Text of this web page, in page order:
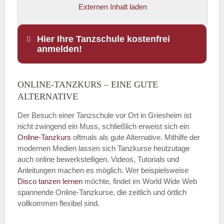
Externen Inhalt laden
Hier Ihre Tanzschule kostenfrei
anmelden!
Name
E-Mail*
Name der Tanzschule
ONLINE-TANZKURS – EINE GUTE
ALTERNATIVE
Der Besuch einer Tanzschule vor Ort in Griesheim ist
nicht zwingend ein Muss, schließlich erweist sich ein
Online-Tanzkurs oftmals als gute Alternative. Mithilfe der
modernen Medien lassen sich Tanzkurse heutzutage
auch online bewerkstelligen. Videos, Tutorials und
Anleitungen machen es möglich. Wer beispielsweise
Disco tanzen lernen möchte, findet im World Wide Web
spannende Online-Tanzkurse, die zeitlich und örtlich
vollkommen flexibel sind.